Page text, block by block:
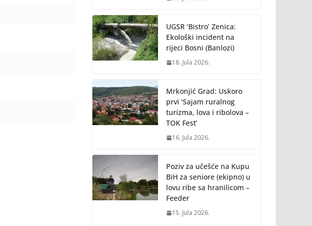
UGSR ‘Bistro’ Zenica:
Ekološki incident na
rijeci Bosni (Banlozi)
18. Jula 2026.
Mrkonjić Grad: Uskoro
prvi ‘Sajam ruralnog
turizma, lova i ribolova –
TOK Fest’
16. Jula 2026.
Poziv za učešće na Kupu
BiH za seniore (ekipno) u
lovu ribe sa hranilicom –
Feeder
15. Jula 2026.